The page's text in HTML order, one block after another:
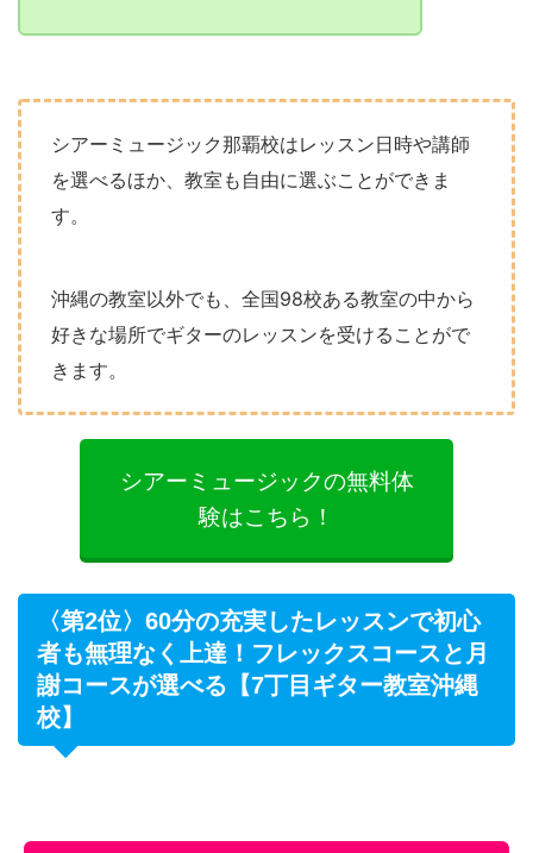
シアーミュージック那覇校はレッスン日時や講師
を選べるほか、教室も自由に選ぶことができま
す。
沖縄の教室以外でも、全国98校ある教室の中から
好きな場所でギターのレッスンを受けることがで
きます。
シアーミュージックの無料体
験はこちら！
〈第2位〉60分の充実したレッスンで初心
者も無理なく上達！フレックスコースと月
謝コースが選べる【7丁目ギター教室沖縄
校】